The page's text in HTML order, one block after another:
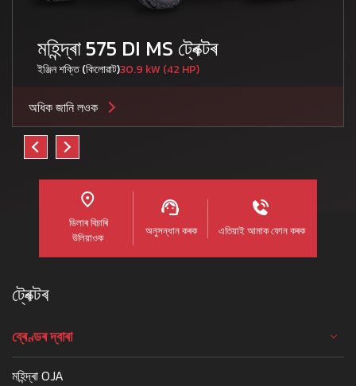
মহিন্দ্ৰা 575 DI MS ট্ৰেক্টৰ
ইঞ্জিন শক্তি (কিলোৱাট)30.9 kW (42 HP)
অধিক জানি লওক
ডিলাৰ বিচাৰি
উলিয়াওক
অনুসন্ধান কৰক এতিয়াই আমাক ফোন কৰক
ট্ৰেক্টৰ
ব্ৰেণ্ডৰ দ্বাৰা
মহিন্দ্ৰা OJA